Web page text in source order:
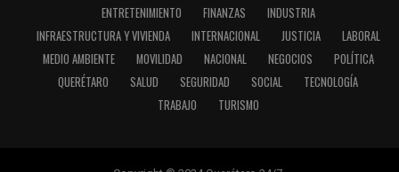
ENTRETENIMIENTO
FINANZAS
INDUSTRIA
INFRAESTRUCTURA Y VIVIENDA
INTERNACIONAL JUSTICIA
LABORAL
MEDIO AMBIENTE
MOVILIDAD NACIONAL NEGOCIOS
POLÍTICA
QUERÉTARO
SALUD SEGURIDAD SOCIAL
TECNOLOGÍA
TRABAJO
TURISMO